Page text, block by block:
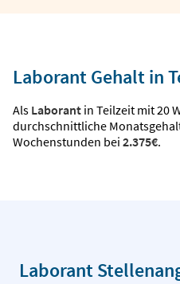
Laborant Gehalt in
Als Laborant in Teilzeit mit 20
durchschnittliche
Wochenstunden bei 2.375€.
Laborant